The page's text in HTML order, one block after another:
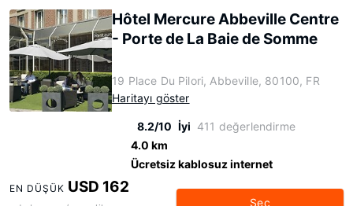
Hôtel Mercure Abbeville Centre
- Porte de La Baie de Somme
19 Place Du Pilori, Abbeville, 80100, FR
Haritayı göster
8.2/10 İyi 411 değerlendirme
4.0 km
Ücretsiz kablosuz internet
EN DÜŞÜK USD 162
Seç